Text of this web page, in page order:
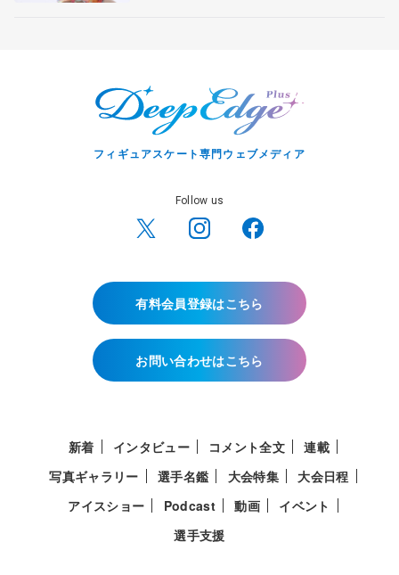
フィギュアスケート専門ウェブメディア
Follow us
有料会員登録はこちら
お問い合わせはこちら
新着 インタビュー コメント全文
連載
写真ギャラリー
選手名鑑 大会特集
大会日程
アイスショー
Podcast 動画
イベント
選手支援